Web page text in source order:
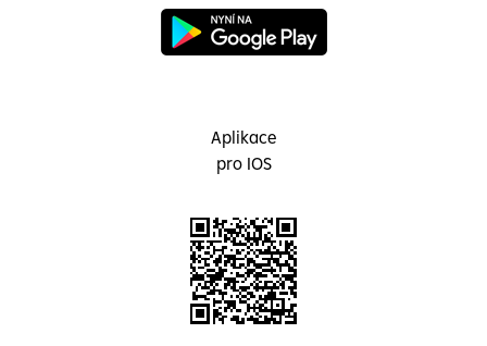
Aplikace
pro IOS